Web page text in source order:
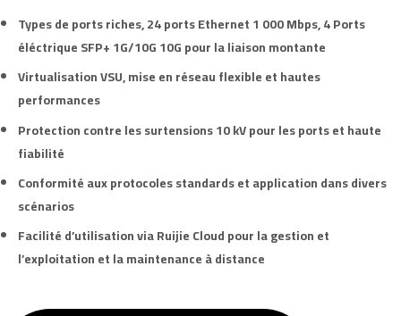
Types de ports riches,24 portsEthernet1 000 Mbps,4 Ports
éléctrique SFP+ 1G/10G10Gpour la liaison montante
Virtualisation VSU,mise en réseau flexibleethautes
performances
Protection contre les surtensions10 kVpour les ports et haute
fiabilité
Conformité aux protocoles standards et application dans divers
scénarios
Facilité d’utilisation via Ruijie Cloud pour la gestion et
l’exploitation et la maintenance à distance